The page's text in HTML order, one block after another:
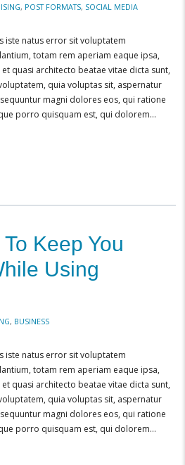
, POST FORMATS, SOCIAL MEDIA
iste natus error sit voluptatem
totam rem aperiam eaque ipsa,
quasi architecto beatae vitae dicta sunt,
quia voluptas sit, aspernatur
magni dolores eos, qui ratione
porro quisquam est, qui dolorem…
Keep You
Using
, BUSINESS
iste natus error sit voluptatem
totam rem aperiam eaque ipsa,
quasi architecto beatae vitae dicta sunt,
quia voluptas sit, aspernatur
magni dolores eos, qui ratione
porro quisquam est, qui dolorem…